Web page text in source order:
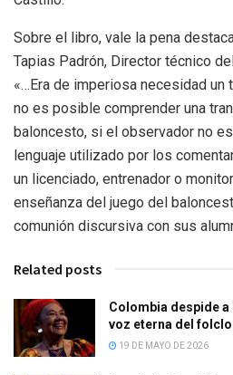
Sobre el libro, vale la pena
Tapias Padrón, Director técnico
«…Era de imperiosa necesidad un
no es posible comprender una
baloncesto, si el observador no
lenguaje utilizado por los
un licenciado, entrenador o
enseñanza del juego del
comunión discursiva con sus
Related posts
Colombia despide
voz eterna del
19 DE MAYO DE 2026